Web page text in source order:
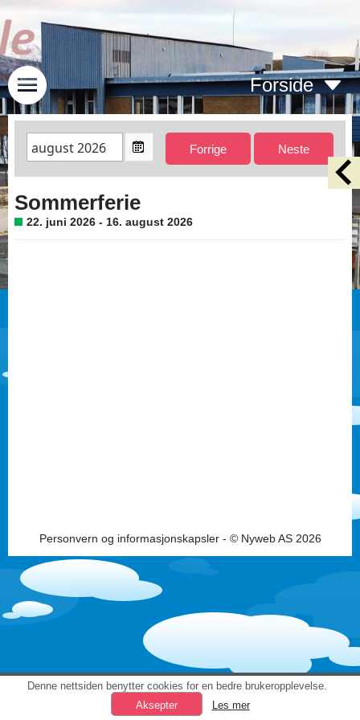
Forside
Sommerferie
22. juni 2026 - 16. august 2026
Personvern og informasjonskapsler- © Nyweb AS 2026
Denne nettsiden benytter cookies for en bedre brukeropplevelse.
Les mer